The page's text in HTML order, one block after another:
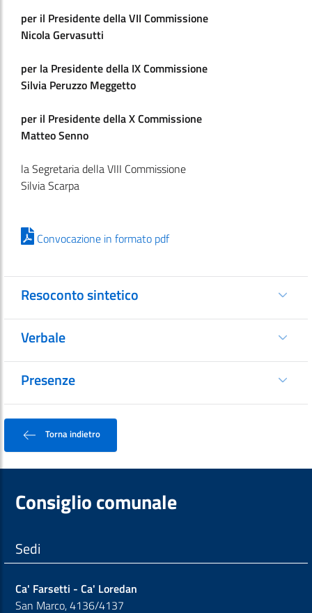
per il Presidente della VII Commissione
Nicola Gervasutti
per la Presidente della IX Commissione
Silvia Peruzzo Meggetto
per il Presidente della X Commissione
Matteo Senno
la Segretaria della VIII Commissione
Silvia Scarpa
Convocazione in formato pdf
Resoconto sintetico
Verbale
Presenze
Torna indietro
Consiglio comunale
Sedi
Ca' Farsetti - Ca' Loredan
San Marco, 4136/4137